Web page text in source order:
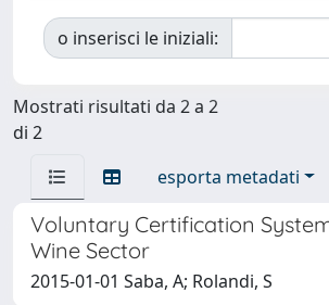
o inserisci le iniziali:
Mostrati risultati da 2 a 2
di 2
esporta metadati
Voluntary Certification
Wine Sector
2015-01-01 Saba, A; Rolandi, S